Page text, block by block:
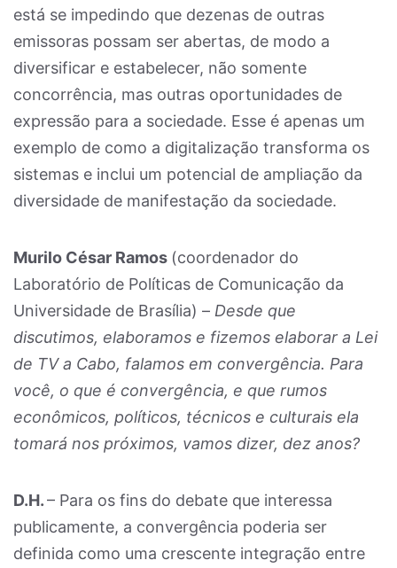
está se impedindo que dezenas de outras
emissoras possam ser abertas, de modo a
diversificar e estabelecer, não somente
concorrência, mas outras oportunidades de
expressão para a sociedade. Esse é apenas um
exemplo de como a digitalização transforma os
sistemas e inclui um potencial de ampliação da
diversidade de manifestação da sociedade.
Murilo César Ramos (coordenador do
Laboratório de Políticas de Comunicação da
Universidade de Brasília) – Desde que
discutimos, elaboramos e fizemos elaborar a Lei
de TV a Cabo, falamos em convergência. Para
você, o que é convergência, e que rumos
econômicos, políticos, técnicos e culturais ela
tomará nos próximos, vamos dizer, dez anos?
D.H.– Para os fins do debate que interessa
publicamente, a convergência poderia ser
definida como uma crescente integração entre